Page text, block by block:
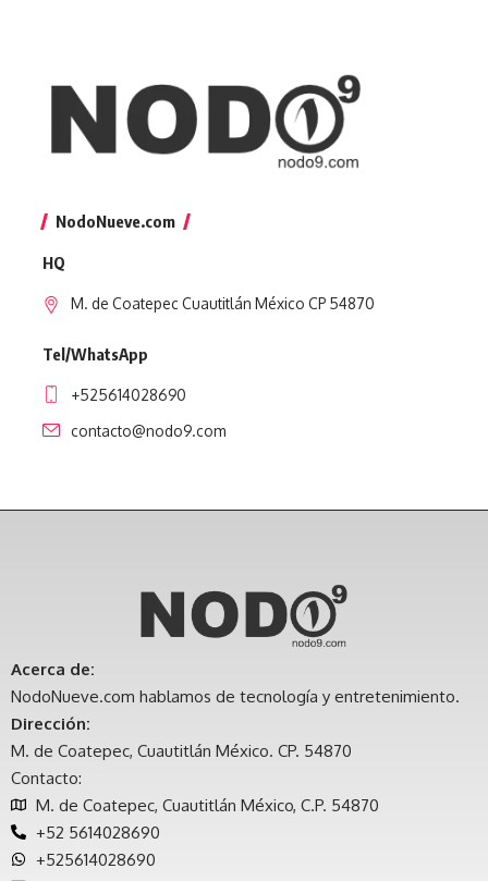
NodoNueve.com
HQ
M. de Coatepec Cuautitlán México CP 54870
Tel/WhatsApp
+525614028690
contacto@nodo9.com
Acerca de:
NodoNueve.com hablamos de tecnología y entretenimiento.
Dirección:
M. de Coatepec, Cuautitlán México. CP. 54870
Contacto:
M. de Coatepec, Cuautitlán México, C.P. 54870
+52 5614028690
+525614028690